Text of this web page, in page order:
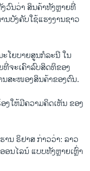
ວົນວ່າ ສິນຄ້າທັງຫຼາຍທີ່
ນບັງຄັບໃຊ້ແຮງງານຊາວ
ໂຍບາຍສູນກໍລະນີ ໃນ
ຈະເຄົາລົບສິດທິຂອງ
ສະໜອງສິນຄ້າຂອງຕົນ.
ງໃຫ້ມີຄວາມຄິດເຫັນ ຂອງ
ນ ຣິຢາສ ກ່າວວ່າ: ລາວ
ນໄລນ໌ ແບບທັງຫຼາຍເຫຼົ່າ